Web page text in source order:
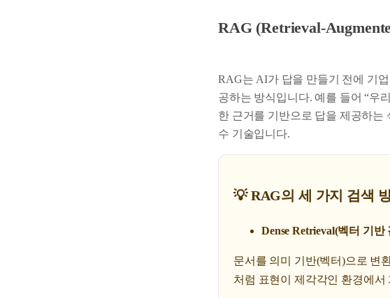
RAG (Retrieval-
RAG는 AI가 답을 만들기 전에 기
공하는 방식입니다. 예를 들어 “우
한 근거를 기반으로 답을 제공하는
수 기술입니다.
💡 RAG의 세 가지 검색
Dense Retrieval(벡터 기반
문서를 의미 기반(벡터)으로 변
처럼 표현이 제각각인 환경에서